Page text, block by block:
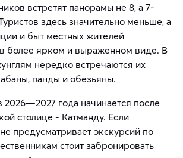
встретят панорамы не 8, а 7-
здесь значительно меньше, а
и быт местных жителей
более ярком и выраженном виде. В
нередко встречаются их
панды и обезьяны.
года начинается после
столице - Катманду. Если
предусматривает экскурсий по
стоит забронировать